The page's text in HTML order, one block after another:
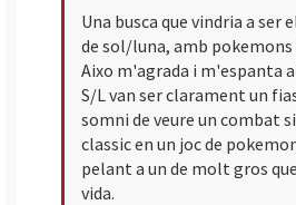
Una busca que vindria a
de sol/luna, amb
Aixo m'agrada i m'espanta
S/L van ser clarament un
somni de veure un combat
classic en un joc de
pelant a un de molt gros
vida.